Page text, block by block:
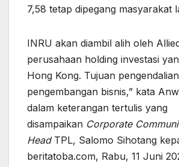
7,58 tetap dipegang masyarakat
INRU akan diambil alih oleh
perusahaan holding investasi
Hong Kong. Tujuan
pengembangan bisnis,” kata
dalam keterangan tertulis yang
disampaikan Corporate
HeadTPL, Salomo Sihotang
beritatoba.com, Rabu, 11 Juni